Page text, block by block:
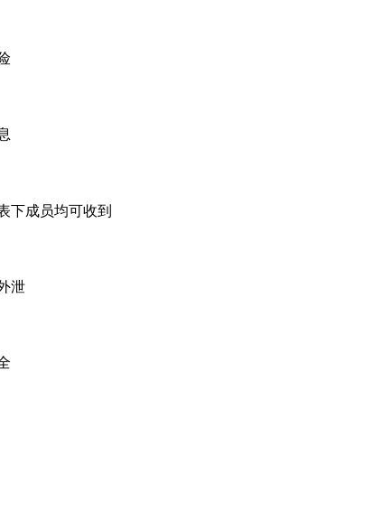
下成员均可收到
泄